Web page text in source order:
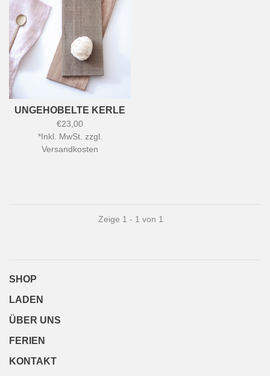
UNGEHOBELTE KERLE
€23,00
*Inkl. MwSt. zzgl.
Versandkosten
Zeige 1 - 1 von 1
SHOP
LADEN
ÜBER UNS
FERIEN
KONTAKT